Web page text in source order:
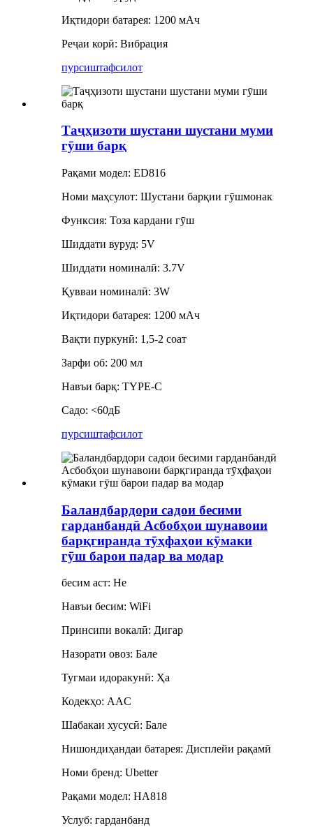
Иқтидори батарея: 1200 мАч
Реҷаи корӣ: Вибрация
пурсиштафсилот
Таҷҳизоти шустани шустани муми
гӯши барқ
Рақами модел: ED816
Номи маҳсулот: Шустани барқии гӯшмонак
Функсия: Тоза кардани гӯш
Шиддати вуруд: 5V
Шиддати номиналӣ: 3.7V
Қувваи номиналӣ: 3W
Иқтидори батарея: 1200 мАч
Вақти пуркунӣ: 1,5-2 соат
Зарфи об: 200 мл
Навъи барқ: TYPE-C
Садо: <60дБ
пурсиштафсилот
Баландбардори садои бесими
гарданбандӣ Асбобҳои шунавоии
барқгиранда тӯҳфаҳои кӯмаки
гӯш барои падар ва модар
бесим аст: Не
Навъи бесим: WiFi
Принсипи вокалӣ: Дигар
Назорати овоз: Бале
Тугмаи идоракунӣ: Ҳа
Кодекҳо: AAC
Шабакаи хусусӣ: Бале
Нишондиҳандаи батарея: Дисплейи рақамӣ
Номи бренд: Ubetter
Рақами модел: HA818
Услуб: гарданбанд